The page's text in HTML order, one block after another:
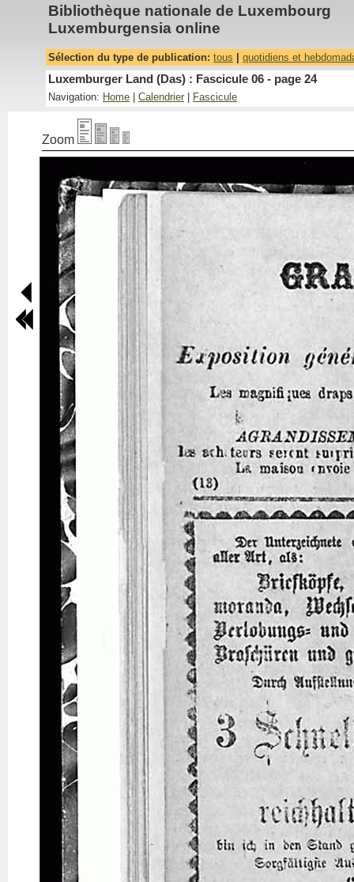
Bibliothèque nationale de Luxembourg
Luxemburgensia online
Sélection du type de publication: tous quotidiens et
Luxemburger Land (Das) : Fascicule 06 - page 24
Navigation: Home Calendrier Fascicule
Zoom